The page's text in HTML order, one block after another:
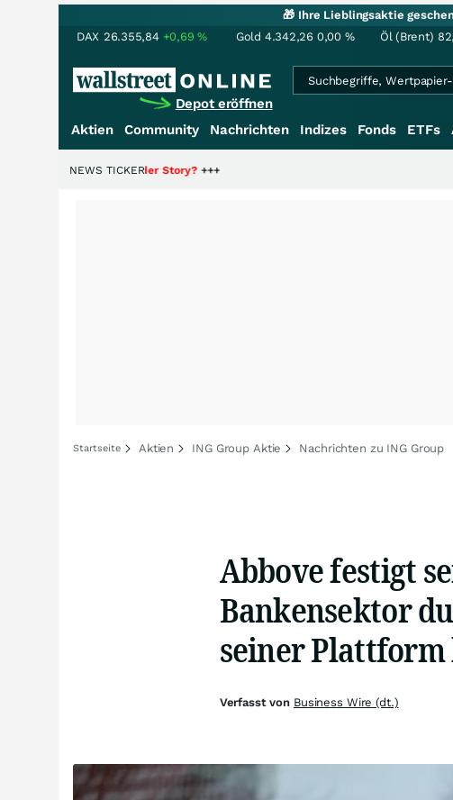
🎁 Ihre Lieblingsaktie
DAX 26.355,84 +0,69% Gold 4.342,26 0,00 % Öl (Brent)
Depot eröffnen
Aktien Community Nachrichten Indizes Fonds ETFs
Hälfte der Story?+++
NEWS TICKER
Startseite Aktien ING Group Aktie Nachrichten zu ING Group
Abbove festigt
Bankensektor
seiner Plattform
Verfasst von Business Wire (dt.)